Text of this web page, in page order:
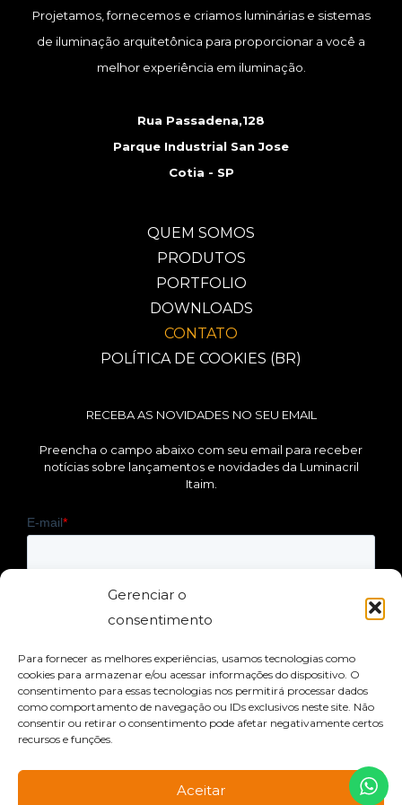
Gerenciar o
consentimento
Para fornecer as melhores experiências, usamos tecnologias como
cookies para armazenar e/ou acessar informações do dispositivo. O
consentimento para essas tecnologias nos permitirá processar dados
como comportamento de navegação ou IDs exclusivos neste site. Não
consentir ou retirar o consentimento pode afetar negativamente certos
recursos e funções.
Aceitar
Projetamos, fornecemos e criamos luminárias e sistemas
de iluminação arquitetônica para proporcionar a você a
melhor experiência em iluminação.
Rua Passadena,128
Parque Industrial San Jose
Cotia - SP
QUEM SOMOS
PRODUTOS
PORTFOLIO
DOWNLOADS
CONTATO
POLÍTICA DE COOKIES (BR)
RECEBA AS NOVIDADES NO SEU EMAIL
Preencha o campo abaixo com seu email para receber
notícias sobre lançamentos e novidades da Luminacril
Itaim.
LUMINACRIL ITAIM NAS REDES SOCIAIS